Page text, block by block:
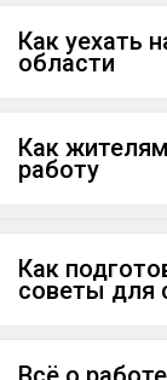
Как уехать
области
Как
работу
Как
советы для